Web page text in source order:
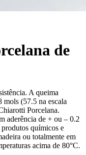
de
A queima
mols (57.5 na escala
Porcelana.
aderência de + ou – 0.2
químicos e
ou totalmente em
acima de 80°C.